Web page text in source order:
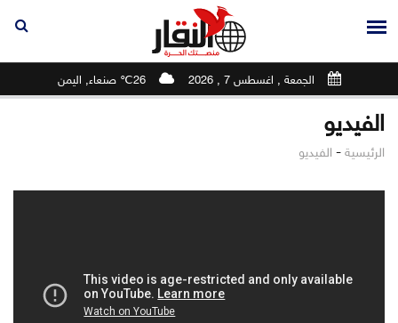
الجمعة , اغسطس 7 , 2026 26℃ صنعاء, اليمن
الفيديو
الرئيسية - الفيديو